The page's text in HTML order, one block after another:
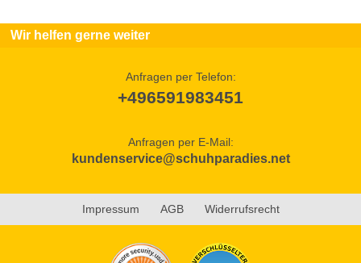
Wir helfen gerne weiter
Anfragen per Telefon:
+496591983451
Anfragen per E-Mail:
kundenservice@schuhparadies.net
Impressum AGB Widerrufsrecht